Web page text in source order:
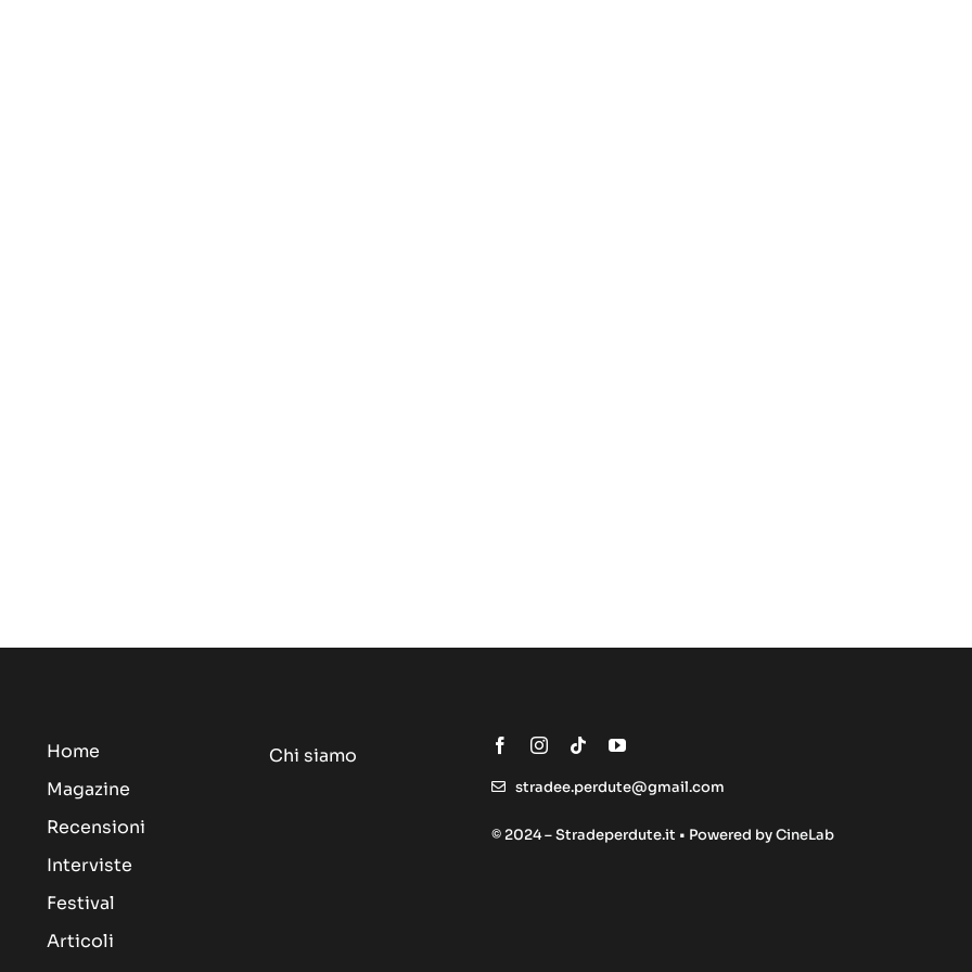
Home
Magazine
Recensioni
Interviste
Festival
Articoli
Chi siamo
stradee.perdute@gmail.com
© 2024 – Stradeperdute.it • Powered byCineLab